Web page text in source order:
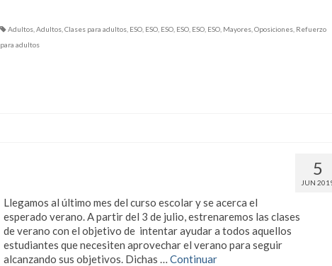
Adultos, Adultos, Clases para adultos, ESO, ESO, ESO, ESO, ESO, ESO, Mayores, Oposiciones, Refuerzo
para adultos
5
JUN
Llegamos al último mes del curso escolar y se acerca el
esperado verano. A partir del 3 de julio, estrenaremos las clases
de verano con el objetivo de intentar ayudar a todos aquellos
estudiantes que necesiten aprovechar el verano para seguir
alcanzando sus objetivos. Dichas … Continuar